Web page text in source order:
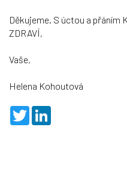
Děkujeme. S úctou a přáním
ZDRAVÍ,
Vaše,
Helena Kohoutová
T
w